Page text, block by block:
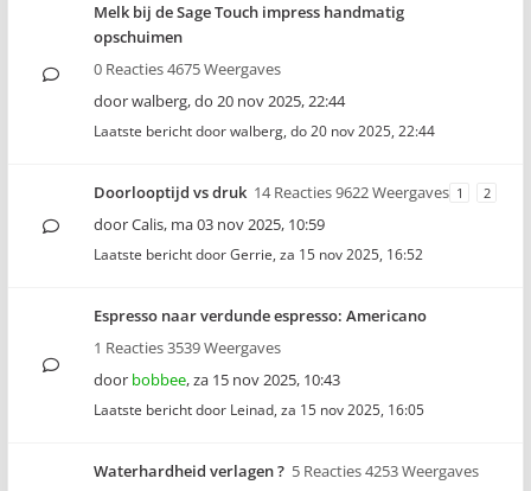
Melk bij de Sage Touch impress handmatig
opschuimen
0 Reacties 4675 Weergaves
doorwalberg,do 20 nov 2025, 22:44
Laatste bericht doorwalberg, do 20 nov 2025, 22:44
Doorlooptijd vs druk 14 Reacties 9622 Weergaves 1 2
doorCalis, ma 03 nov 2025, 10:59
Laatste bericht doorGerrie, za 15 nov 2025, 16:52
Espresso naar verdunde espresso: Americano
1 Reacties 3539 Weergaves
door bobbee,za 15 nov 2025, 10:43
Laatste bericht door Leinad, za 15 nov 2025, 16:05
Waterhardheid verlagen ? 5 Reacties 4253 Weergaves